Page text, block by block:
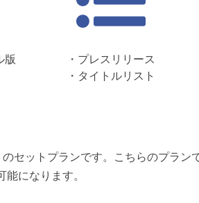
版
・プレスリリース
・タイトルリスト
セットプランです。こちらのプラン
になります。